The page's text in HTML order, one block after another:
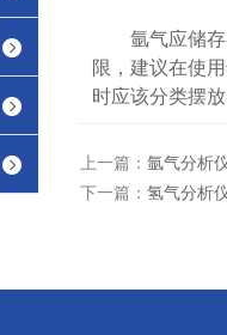
氩气应储存在
限，建议在使
时应该分类摆
上一篇： 氩气分析
下一篇： 氢气分析